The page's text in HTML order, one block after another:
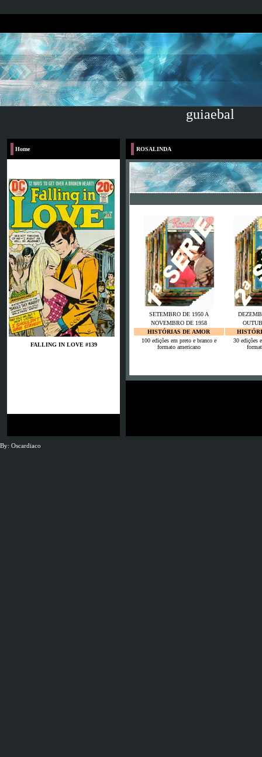
guiaebal
Home
FALLING IN LOVE #139
ROSALINDA
SETEMBRO DE 1950 A
NOVEMBRO DE 1958
HISTÓRIAS DE AMOR
100 edições em preto e branco e
formato americano
30 edições
By: Oscardiaco